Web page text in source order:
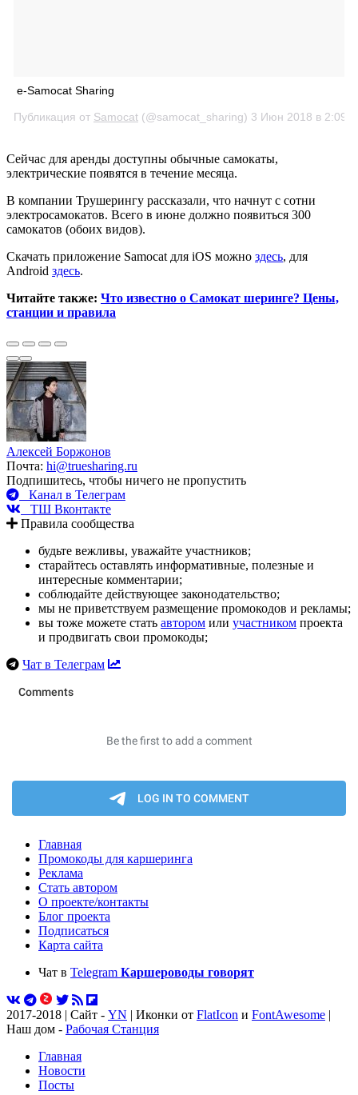
e-Samocat Sharing
Публикация от Samocat (@samocat_sharing) 3 Июн 2018 в 2:09
Сейчас для аренды доступны обычные самокаты,
электрические появятся в течение месяца.
В компании Трушерингу рассказали, что начнут с сотни
электросамокатов. Всего в июне должно появиться 300
самокатов (обоих видов).
Скачать приложение Samocat для iOS можно здесь, для
Android здесь.
Читайте также: Что известно о Самокат шеринге? Цены,
станции и правила
Алексей Боржонов
Почта: hi@truesharing.ru
Подпишитесь, чтобы ничего не пропустить
Канал в Телеграм
ТШ Вконтакте
Правила сообщества
будьте вежливы, уважайте участников;
старайтесь оставлять информативные, полезные и
интересные комментарии;
соблюдайте действующее законодательство;
мы не приветствуем размещение промокодов и рекламы;
вы тоже можете стать автором или участником проекта
и продвигать свои промокоды;
Чат в Телеграм
Главная
Промокоды для каршеринга
Реклама
Стать автором
О проекте/контакты
Блог проекта
Подписаться
Карта сайта
Чат в Telegram Каршероводы говорят
2017-2018 | Сайт - YN | Иконки от FlatIcon и FontAwesome |
Наш дом - Рабочая Станция
Главная
Новости
Посты